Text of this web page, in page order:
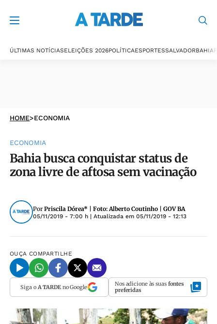
ÚLTIMAS NOTÍCIASELEIÇÕES 2026POLÍTICAESPORTESSALVADORBAHIA
HOME>ECONOMIA
ECONOMIA
Bahia busca conquistar status de
zona livre de aftosa sem vacinação
Por Priscila Dórea* | Foto: Alberto Coutinho | GOV BA
05/11/2019 - 7:00 h | Atualizada em 05/11/2019 - 12:13
OUÇA COMPARTILHE
Siga o A TARDEno Google Nos adicione às suas fontes
preferidas